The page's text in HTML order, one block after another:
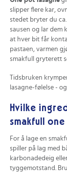
slipper flere kar,
stedet bryter du
sausen og lar dem
at hver bit får
pastaen, varmen
smakfull gryterett
Tidsbruken
lasagne-følelse -
Hvilke
smakfull
For å lage en
spiller på lag med
karbonadedeig
tyggemotstand.